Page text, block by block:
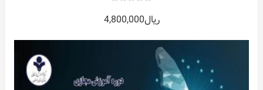
out
of
ریال4,800,000